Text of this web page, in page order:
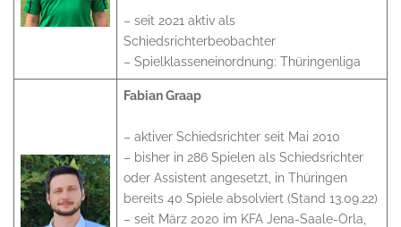
– seit 2021 aktiv als
Schiedsrichterbeobachter
– Spielklasseneinordnung: Thüringenliga
Fabian Graap
– aktiver Schiedsrichter seit Mai 2010
– bisher in 286 Spielen als Schiedsrichter
oder Assistent angesetzt, in Thüringen
bereits 40 Spiele absolviert (Stand 13.09.22)
– seit März 2020 im KFA Jena-Saale-Orla,